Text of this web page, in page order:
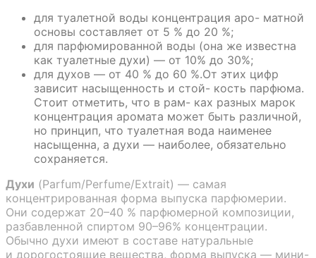
для туалетной воды концентрация аро- матной
основы составляет от 5 % до 20 %;
для парфюмированной воды (она же известна
как туалетные духи) — от 10% до 30%;
для духов — от 40 % до 60 %.От этих цифр
зависит насыщенность и стой- кость парфюма.
Стоит отметить, что в рам- ках разных марок
концентрация аромата может быть различной,
но принцип, что туалетная вода наименее
насыщенна, а духи — наиболее, обязательно
сохраняется.
Духи (Parfum/Perfume/Extrait) — самая
концентрированная форма выпуска парфюмерии.
Они содержат 20–40 % парфюмерной композиции,
разбавленной спиртом 90–96% концентрации.
Обычно духи имеют в составе натуральные
и дорогостоящие вещества, форма выпуска — мини-